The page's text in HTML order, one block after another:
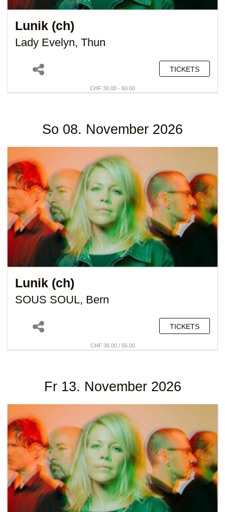
Lunik (ch)
Lady Evelyn, Thun
TICKETS
CHF 30.00 - 60.00
So 08. November 2026
Lunik (ch)
SOUS SOUL, Bern
TICKETS
CHF 36.00 / 55.00
Fr 13. November 2026